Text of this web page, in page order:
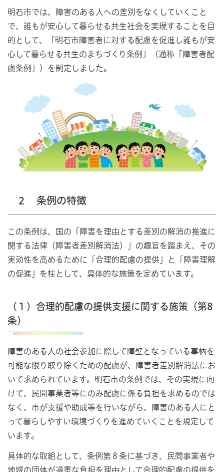
明石市では、障害のある人への差別をなくしていくこと
で、誰もが安心して暮らせる共生社会を実現することを目
的として、「明石市障害者に対する配慮を促進し誰もが安
心して暮らせる共生のまちづくり条例」（通称「障害者配
慮条例」）を制定しました。
２ 条例の特徴
この条例は、国の「障害を理由とする差別の解消の推進に
関する法律（障害者差別解消法）」の趣旨を踏まえ、その
実効性を高めるために「合理的配慮の提供」と「障害理解
の促進」を柱として、具体的な施策を定めています。
（１）合理的配慮の提供支援に関する施策（第8
条）
障害のある人の社会参加に際して障壁となっている事柄を
可能な限り取り除くための配慮が、障害者差別解消法にお
いて求められています。明石市の条例では、その実現に向
けて、民間事業者等にのみ配慮に係る負担を求めるのでは
なく、市が支援や助成等を行いながら、障害のある人にと
って暮らしやすい環境づくりを進めていくことを規定して
います。
具体的な取組として、条例第８条に基づき、民間事業者や
地域の団体が過重な負担を理由として合理的配慮の提供を